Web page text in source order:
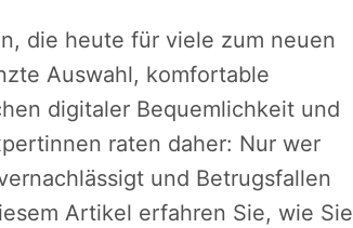
die heute für viele zum neuen
Auswahl, komfortable
digitaler Bequemlichkeit und
raten daher: Nur wer
und Betrugsfallen
Artikel erfahren Sie, wie Sie